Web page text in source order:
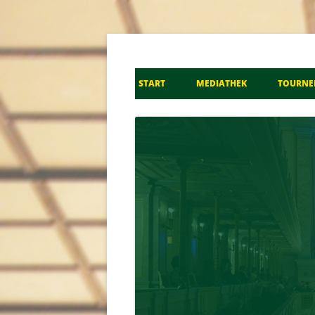
Don Kosaken Chor
START MEDIATHEK